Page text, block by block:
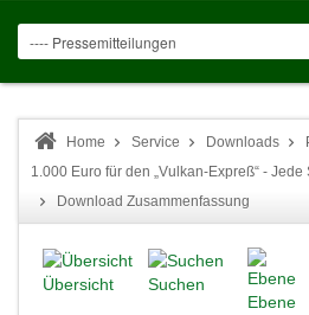
Home Service Downloads
1.000 Euro für den „Vulkan-Expreß“ - Jede
Download Zusammenfassung
Übersicht
Suchen
Ebene